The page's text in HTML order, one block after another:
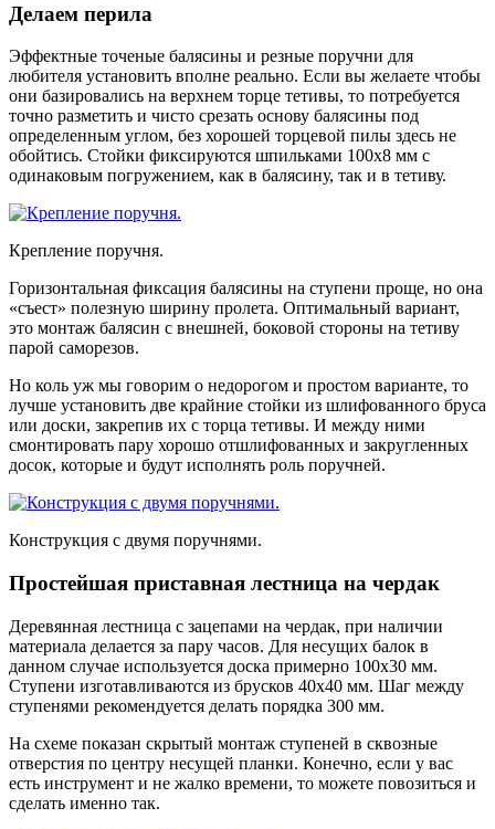
Делаем перила
Эффектные точеные балясины и резные поручни для
любителя установить вполне реально. Если вы желаете чтобы
они базировались на верхнем торце тетивы, то потребуется
точно разметить и чисто срезать основу балясины под
определенным углом, без хорошей торцевой пилы здесь не
обойтись. Стойки фиксируются шпильками 100х8 мм с
одинаковым погружением, как в балясину, так и в тетиву.
Крепление поручня.
Горизонтальная фиксация балясины на ступени проще, но она
«съест» полезную ширину пролета. Оптимальный вариант,
это монтаж балясин с внешней, боковой стороны на тетиву
парой саморезов.
Но коль уж мы говорим о недорогом и простом варианте, то
лучше установить две крайние стойки из шлифованного бруса
или доски, закрепив их с торца тетивы. И между ними
смонтировать пару хорошо отшлифованных и закругленных
досок, которые и будут исполнять роль поручней.
Конструкция с двумя поручнями.
Простейшая приставная лестница на чердак
Деревянная лестница с зацепами на чердак, при наличии
материала делается за пару часов. Для несущих балок в
данном случае используется доска примерно 100х30 мм.
Ступени изготавливаются из брусков 40х40 мм. Шаг между
ступенями рекомендуется делать порядка 300 мм.
На схеме показан скрытый монтаж ступеней в сквозные
отверстия по центру несущей планки. Конечно, если у вас
есть инструмент и не жалко времени, то можете повозиться и
сделать именно так.